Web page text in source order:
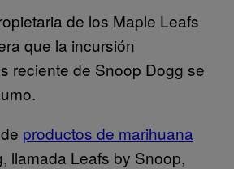
de los Maple Leafs
que la incursión
reciente de Snoop Dogg se
productos de marihuana
llamada Leafs by Snoop,